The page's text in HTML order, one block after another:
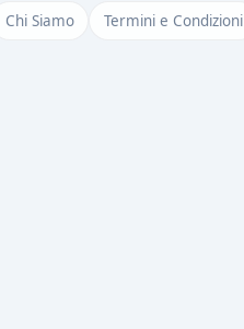
Chi Siamo Termini e Condizioni